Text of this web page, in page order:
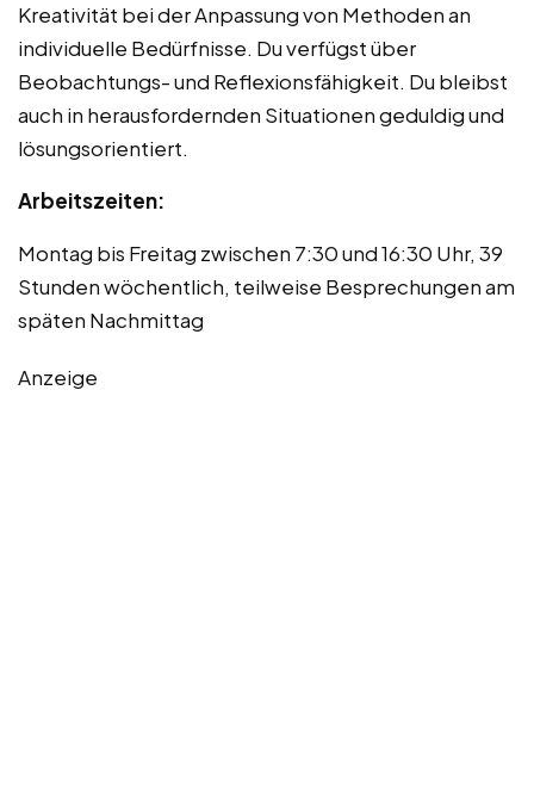
Kreativität bei der Anpassung von Methoden an
individuelle Bedürfnisse. Du verfügst über
Beobachtungs- und Reflexionsfähigkeit. Du bleibst
auch in herausfordernden Situationen geduldig und
lösungsorientiert.
Arbeitszeiten:
Montag bis Freitag zwischen 7:30 und 16:30 Uhr, 39
Stunden wöchentlich, teilweise Besprechungen am
späten Nachmittag
Anzeige